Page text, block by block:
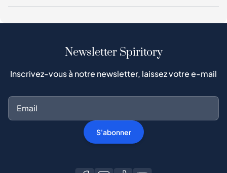
Newsletter Spiritory
Inscrivez-vous à notre newsletter, laissez votre e-mail
S'abonner